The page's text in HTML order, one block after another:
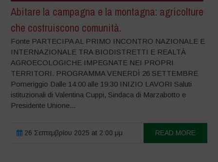
Abitare la campagna e la montagna: agricolture
che costruiscono comunità.
Fonte PARTECIPA AL PRIMO INCONTRO NAZIONALE E
INTERNAZIONALE TRA BIODISTRETTI E REALTÀ
AGROECOLOGICHE IMPEGNATE NEI PROPRI
TERRITORI. PROGRAMMA VENERDÌ 26 SETTEMBRE
Pomeriggio Dalle 14:00 alle 19:30 INIZIO LAVORI Saluti
istituzionali di Valentina Cuppi, Sindaca di Marzabotto e
Presidente Unione...
26 Σεπτεμβρίου 2025 at 2:00 μμ READ MORE